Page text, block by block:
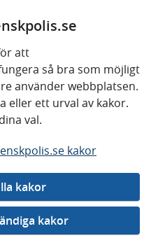
att
så bra som möjligt
använder webbplatsen.
eller ett urval av kakor.
val.
kakor